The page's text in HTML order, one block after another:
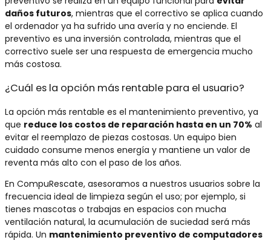
daños futuros, mientras que el correctivo se aplica cuando
el ordenador ya ha sufrido una avería y no enciende. El
preventivo es una inversión controlada, mientras que el
correctivo suele ser una respuesta de emergencia mucho
más costosa.
¿Cuál es la opción más rentable para el usuario?
La opción más rentable es el mantenimiento preventivo, ya
que reduce los costos de reparación hasta en un 70% al
evitar el reemplazo de piezas costosas. Un equipo bien
cuidado consume menos energía y mantiene un valor de
reventa más alto con el paso de los años.
En CompuRescate, asesoramos a nuestros usuarios sobre la
frecuencia ideal de limpieza según el uso; por ejemplo, si
tienes mascotas o trabajas en espacios con mucha
ventilación natural, la acumulación de suciedad será más
rápida. Un mantenimiento preventivo de computadores